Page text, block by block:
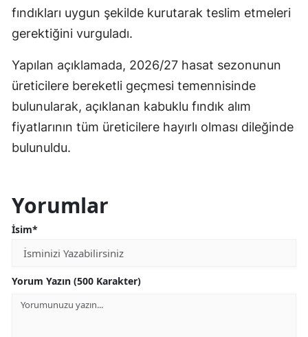
fındıkları uygun şekilde kurutarak teslim etmeleri
gerektiğini vurguladı.
Yapılan açıklamada, 2026/27 hasat sezonunun
üreticilere bereketli geçmesi temennisinde
bulunularak, açıklanan kabuklu fındık alım
fiyatlarının tüm üreticilere hayırlı olması dileğinde
bulunuldu.
Yorumlar
İsim*
Yorum Yazın (500 Karakter)